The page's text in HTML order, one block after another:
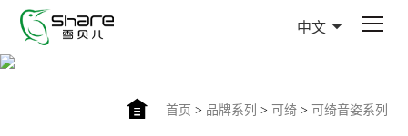
中文
首页 > 品牌系列 > 可绮> 可绮音姿系列